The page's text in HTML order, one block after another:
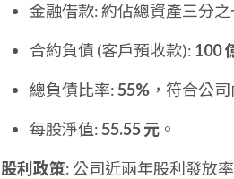
金融借款: 約佔總資產三分
合約負債 (客戶預收款): 100
總負債比率:55% ，符合公
每股淨值:55.55 元 。
股利政策: 公司近兩年股利發放